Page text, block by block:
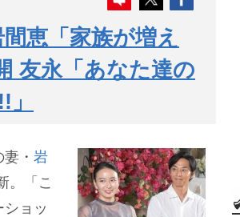
恵「家族が増え
友永「あなた達の
・
。「こ
ョッ